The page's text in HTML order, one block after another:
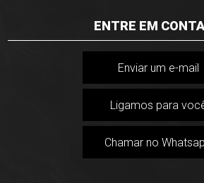
ENTRE EM
Enviar um e-mail
Ligamos para
Chamar no